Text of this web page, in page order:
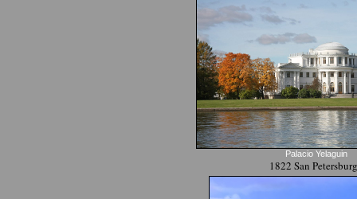
Palacio Yelaguin
1822 San